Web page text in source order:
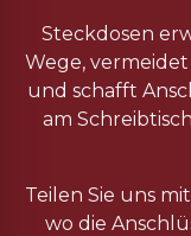
Steckdosen
Wege,
und schafft
am
Teilen Sie uns
wo die